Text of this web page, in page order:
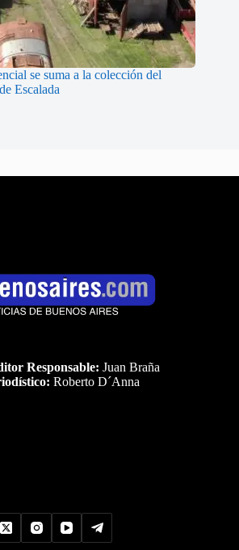
se suma a la colección del
Escalada
Responsable: Juan Braña
Roberto D´Anna